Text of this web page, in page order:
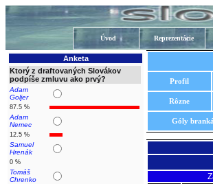
Úvod Reprezentácie
Anketa
Ktorý z draftovaných Slovákov
podpíše zmluvu ako prvý?
Adam
Goljer
87.5 %
Adam
Nemec
12.5 %
Samuel
Hrenák
0 %
Tomáš
Chrenko
Profil
Rôzne
Góly